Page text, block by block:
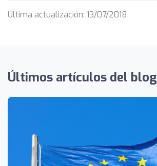
Última actualización: 13/07/2018
Últimos artículos del blog